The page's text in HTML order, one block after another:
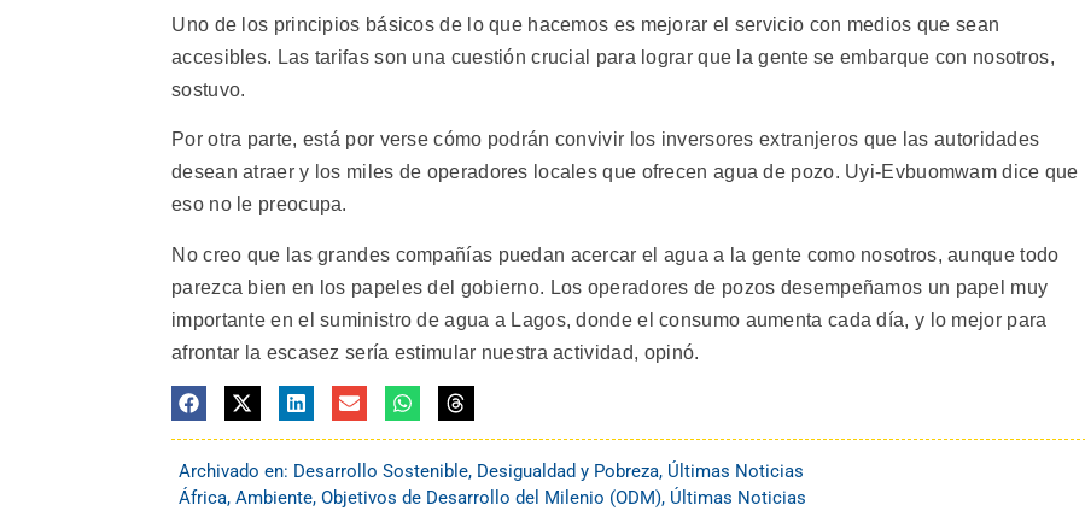
Uno de los principios básicos de lo que hacemos es mejorar el servicio con medios que sean
accesibles. Las tarifas son una cuestión crucial para lograr que la gente se embarque con nosotros,
sostuvo.
Por otra parte, está por verse cómo podrán convivir los inversores extranjeros que las autoridades
desean atraer y los miles de operadores locales que ofrecen agua de pozo. Uyi-Evbuomwam dice que
eso no le preocupa.
No creo que las grandes compañías puedan acercar el agua a la gente como nosotros, aunque todo
parezca bien en los papeles del gobierno. Los operadores de pozos desempeñamos un papel muy
importante en el suministro de agua a Lagos, donde el consumo aumenta cada día, y lo mejor para
afrontar la escasez sería estimular nuestra actividad, opinó.
Archivado en: Desarrollo Sostenible, Desigualdad y Pobreza, Últimas Noticias
África, Ambiente, Objetivos de Desarrollo del Milenio (ODM), Últimas Noticias